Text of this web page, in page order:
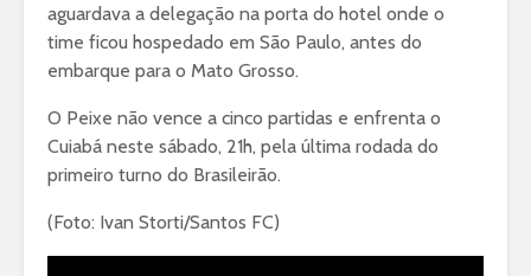
aguardava a delegação na porta do hotel onde o
time ficou hospedado em São Paulo, antes do
embarque para o Mato Grosso.
O Peixe não vence a cinco partidas e enfrenta o
Cuiabá neste sábado, 21h, pela última rodada do
primeiro turno do Brasileirão.
(Foto: Ivan Storti/Santos FC)